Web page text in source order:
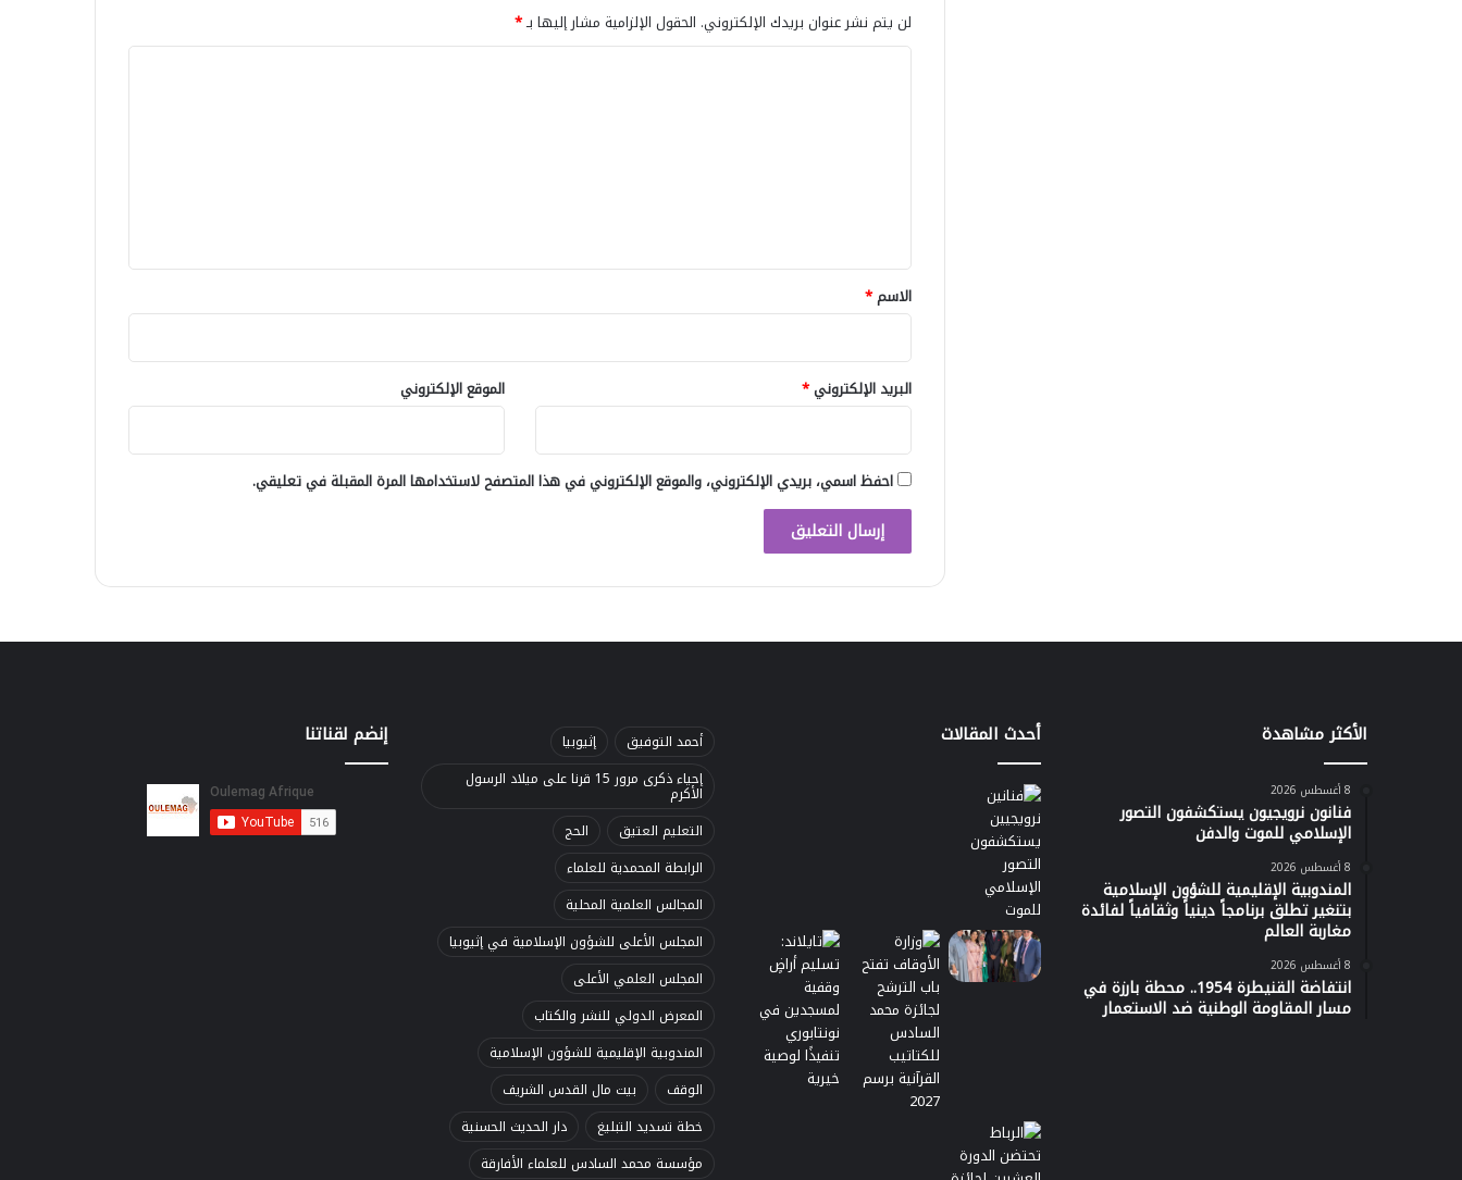
لن يتم نشر عنوان بريدك الإلكتروني. الحقول الإلزامية مشار إليها بـ*
*
الاسم*
البريد الإلكتروني* الموقع الإلكتروني
احفظ اسمي، بريدي الإلكتروني، والموقع الإلكتروني في هذا المتصفح لاستخدامها المرة المقبلة في تعليقي.
الأكثر مشاهدة
8 أغسطس 2026
فنانون نرويجيون يستكشفون التصور
الإسلامي للموت والدفن
8 أغسطس 2026
المندوبية الإقليمية للشؤون الإسلامية
بتنغير تطلق برنامجاً دينياً وثقافياً لفائدة
مغاربة العالم
8 أغسطس 2026
انتفاضة القنيطرة 1954.. محطة بارزة في
مسار المقاومة الوطنية ضد الاستعمار
أحدث المقالات أحمد التوفيق
إثيوبيا
إحياء ذكرى مرور 15 قرنا على ميلاد الرسول
الأكرم
التعليم العتيق
الحج
الرابطة المحمدية للعلماء
المجالس العلمية المحلية
المجلس الأعلى للشؤون الإسلامية في إثيوبيا
المجلس العلمي الأعلى
المعرض الدولي للنشر والكتاب
المندوبية الإقليمية للشؤون الإسلامية
الوقف
بيت مال القدس الشريف
خطة تسديد التبليغ
دار الحديث الحسنية
مؤسسة محمد السادس للعلماء الأفارقة
إنضم لقناتنا